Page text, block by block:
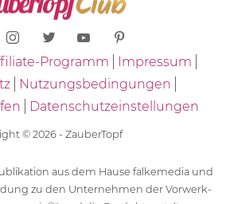
Programm
Impressum
Nutzungsbedingungen
Datenschutzeinstellungen
© 2026 - ZauberTopf
aus dem Hause falkemedia und
zu den Unternehmen der Vorwerk-